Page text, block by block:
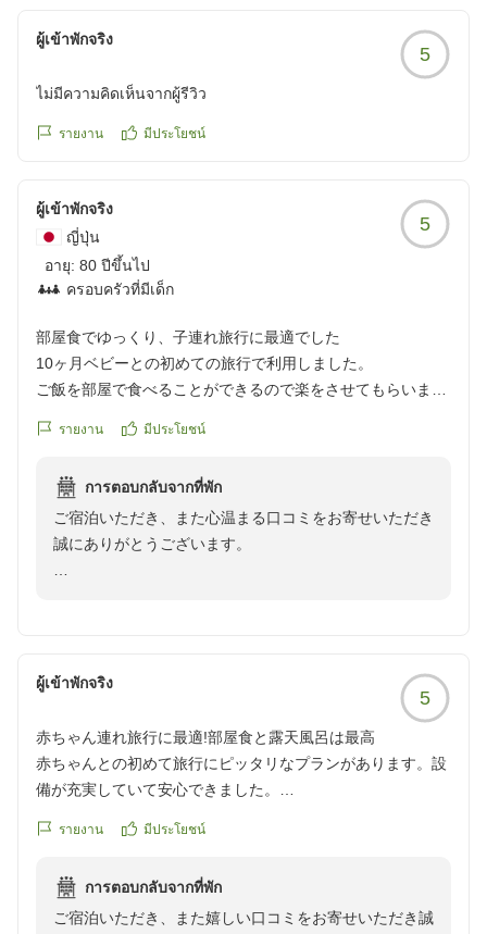
お肉もとろける美味しさでご飯がすすみました。炊き込みご
飯を、夜食としておにぎりにしてくださった気遣いも嬉しか
ったです。普段よく食べる方ですが、お腹が満たされまし
た。
にゆっくり過ごせました。
家族みんなで穏やかな時間を楽しめたことが嬉しかったで
す。写真のサービスも、ありがとうございました。
とのことなので、夫とまた3人で泊まる約束をしました。旅
行する日が待ち遠しいです。
ったです。素敵な時間をありがとうございました。
クチコミの詳細はこちらから
https://review.travel.rakuten.co.jp/hotel/voice/168673?
reviewId=33123478396835
reviewId=33123478107133
になります。
これからも、ご家族の大切な思い出に寄り添える宿であ
り続けられるよう努めてまいります。また皆様にお会い
できます日を、心よりお待ちしております。
ผู้เข้าพักจริง
5
ไม่มีความคิดเห็นจากผู้รีวิว
รายงาน มีประโยชน์
ผู้เข้าพักจริง
ญี่ปุ่น
อายุ: 80 ปีขึ้นไป
ครอบครัวที่มีเด็ก
5
部屋食でゆっくり、子連れ旅行に最適でした
10ヶ月ベビーとの初めての旅行で利用しました。
ご飯を部屋で食べることができるので楽をさせてもらいまし
本当にいい所でした。
た。
またの機会に行きたいと思います!
ありがとうございました!!
クチコミの詳細はこちらから
รายงาน มีประโยชน์
การตอบกลับจากที่พัก
ご宿泊いただき、また心温まる口コミをお寄せいただき
誠にありがとうございます。
お部屋食やお料理にご満足いただき、ご家族皆様でゆっ
くりとお過ごしいただけたご様子を拝見し、スタッフ一
同安心いたしました。「子ども連れには本当にいい所で
した」とのお言葉は、何よりの励みです。
ผู้เข้าพักจริง
5
赤ちゃん連れ旅行に最適!部屋食と露天風呂は最高
赤ちゃんとの初めて旅行にピッタリなプランがあります。設
備が充実していて安心できました。
嬉しいポイントです。
ゃんと一緒に入るのは難しいです。貸切の屋内温泉で入浴し
ましたが、階段で3階ほど下がるため大変です。
รายงาน มีประโยชน์
การตอบกลับจากที่พัก
ご宿泊いただき、また嬉しい口コミをお寄せいただき誠